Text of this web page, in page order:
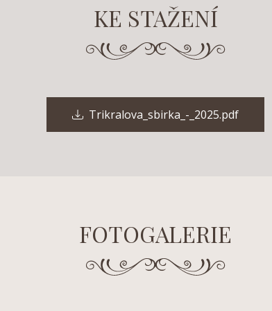
KE STAŽENÍ
Trikralova_sbirka_-_2025.pdf
FOTOGALERIE